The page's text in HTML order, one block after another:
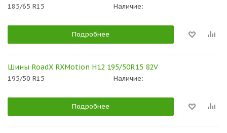
185/65 R15 Наличие:
Подробнее
Шины RoadX RXMotion H12 195/50R15 82V
195/50 R15 Наличие:
Подробнее